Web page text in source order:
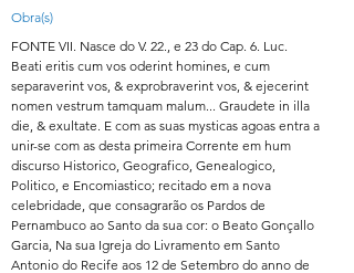
Obra(s)
FONTE VII. Nasce do V. 22., e 23 do Cap. 6. Luc.
Beati eritis cum vos oderint homines, e cum
separaverint vos, & exprobraverint vos, & ejecerint
nomen vestrum tamquam malum... Graudete in illa
die, & exultate. E com as suas mysticas agoas entra a
unir-se com as desta primeira Corrente em hum
discurso Historico, Geografico, Genealogico,
Politico, e Encomiastico; recitado em a nova
celebridade, que consagrarão os Pardos de
Pernambuco ao Santo da sua cor: o Beato Gonçallo
Garcia, Na sua Igreja do Livramento em Santo
Antonio do Recife aos 12 de Setembro do anno de